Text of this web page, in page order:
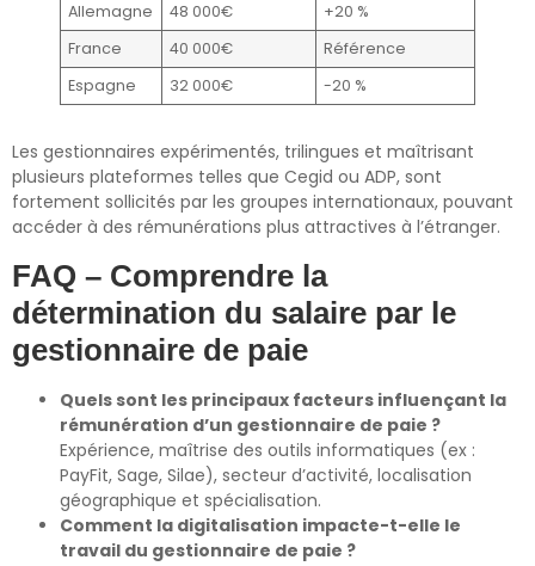
Allemagne
48 000€
+20 %
France
40 000€
Référence
Espagne
32 000€ -20 %
Les gestionnaires expérimentés, trilingues et maîtrisant
plusieurs plateformes telles que Cegid ou ADP, sont
fortement sollicités par les groupes internationaux, pouvant
accéder à des rémunérations plus attractives à l’étranger.
FAQ – Comprendre la
détermination du salaire par le
gestionnaire de paie
Quels sont les principaux facteurs influençant la
rémunération d’un gestionnaire de paie ?
Expérience, maîtrise des outils informatiques (ex :
PayFit, Sage, Silae), secteur d’activité, localisation
géographique et spécialisation.
Comment la digitalisation impacte-t-elle le
travail du gestionnaire de paie ?